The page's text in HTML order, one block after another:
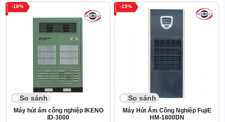
Thiết kế nhỏ gọn, dạng treo linh động
Kiểu dáng treo trần tiết kiệm không gian, phù hợp nhiều khu vực.
Kích thước 550 x 450 x 750 mm, nhỏ gọn, dễ lắp đặt.
Vỏ máy chắc chắn, bền bỉ, chịu được môi trường ẩm cao. Thiết kế
của máy hướng đến tính hiện đại để phù hợp với các không gian
khác nhau.
18
So sánh
Máy hút ẩm công nghiệp IKENO
ID-3000
15
So sánh
Máy Hút Ẩm Công Nghiệp FujiE
HM-1800DN